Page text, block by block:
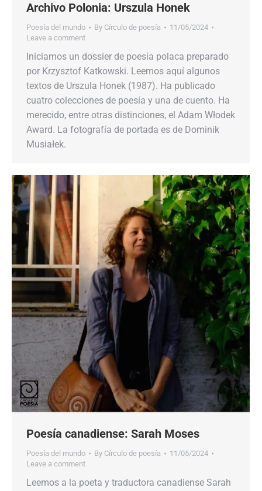
Archivo Polonia: Urszula Honek
Poesía del mundo By Círculo de poesía
11/05/2024
Leave a comment
Iniciamos un dossier de poesía polaca preparado
por Krzysztof Katkowski. Leemos aquí algunos
textos de Urszula Honek (1987). Ha publicado
cuatro colecciones de poesía y una de cuento. Ha
merecido, entre otras distinciones, el Adam Włodek
Award. La fotografía de portada es de Dominik
Musiałek.
Poesía canadiense: Sarah Moses
Poesía del mundo By Círculo de poesía
11/05/2024
Leave a comment
Leemos a la poeta y traductora canadiense Sarah